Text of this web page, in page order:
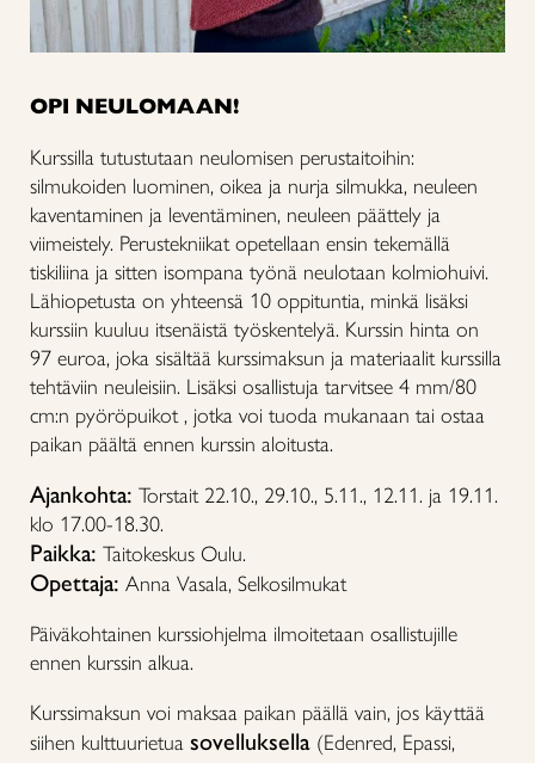
OPI NEULOMAAN!
Kurssilla tutustutaan neulomisen perustaitoihin:
silmukoiden luominen, oikea ja nurja silmukka, neuleen
kaventaminen ja leventäminen, neuleen päättely ja
viimeistely. Perustekniikat opetellaan ensin tekemällä
tiskiliina ja sitten isompana työnä neulotaan kolmiohuivi.
Lähiopetusta on yhteensä 10 oppituntia, minkä lisäksi
kurssiin kuuluu itsenäistä työskentelyä. Kurssin hinta on
97 euroa, joka sisältää kurssimaksun ja materiaalit kurssilla
tehtäviin neuleisiin. Lisäksi osallistuja tarvitsee 4 mm/80
cm:n pyöröpuikot , jotka voi tuoda mukanaan tai ostaa
paikan päältä ennen kurssin aloitusta.
Ajankohta: Torstait 22.10., 29.10., 5.11., 12.11. ja 19.11.
klo 17.00-18.30.
Paikka: Taitokeskus Oulu.
Opettaja: Anna Vasala, Selkosilmukat
Päiväkohtainen kurssiohjelma ilmoitetaan osallistujille
ennen kurssin alkua.
Kurssimaksun voi maksaa paikan päällä vain, jos käyttää
siihen kulttuurietua sovelluksella (Edenred, Epassi,